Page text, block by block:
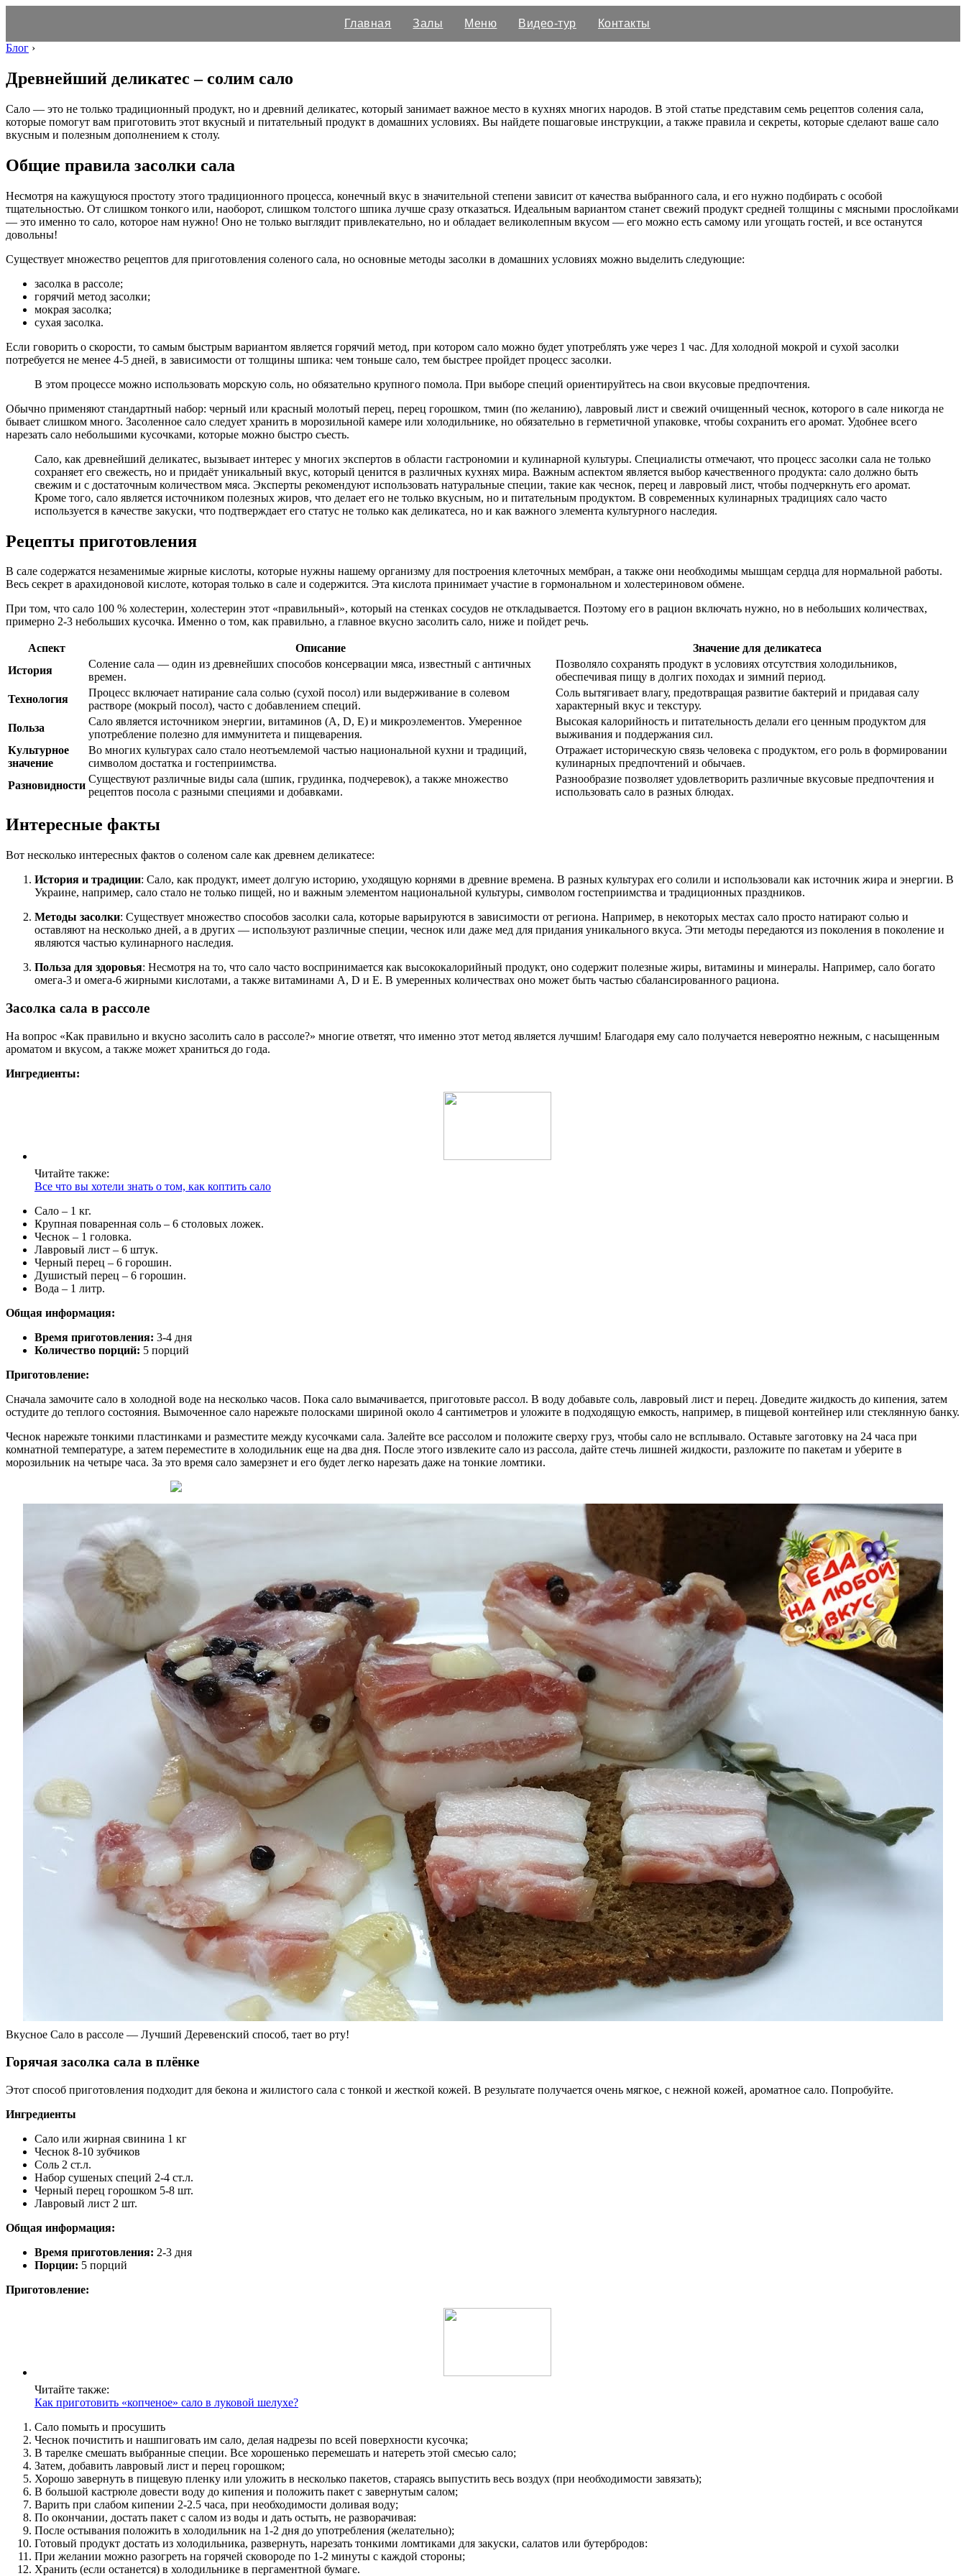
Главная Залы Меню Видео-тур
Контакты
Блог ›
Древнейший деликатес – солим сало
Сало — это не только традиционный продукт, но и древний деликатес, который занимает важное место в кухнях многих народов. В этой статье представим семь рецептов соления сала,
которые помогут вам приготовить этот вкусный и питательный продукт в домашних условиях. Вы найдете пошаговые инструкции, а также правила и секреты, которые сделают ваше сало
вкусным и полезным дополнением к столу.
Общие правила засолки сала
Несмотря на кажущуюся простоту этого традиционного процесса, конечный вкус в значительной степени зависит от качества выбранного сала, и его нужно подбирать с особой
тщательностью. От слишком тонкого или, наоборот, слишком толстого шпика лучше сразу отказаться. Идеальным вариантом станет свежий продукт средней толщины с мясными прослойками
— это именно то сало, которое нам нужно! Оно не только выглядит привлекательно, но и обладает великолепным вкусом — его можно есть самому или угощать гостей, и все останутся
довольны!
Существует множество рецептов для приготовления соленого сала, но основные методы засолки в домашних условиях можно выделить следующие:
засолка в рассоле;
горячий метод засолки;
мокрая засолка;
сухая засолка.
Если говорить о скорости, то самым быстрым вариантом является горячий метод, при котором сало можно будет употреблять уже через 1 час. Для холодной мокрой и сухой засолки
потребуется не менее 4-5 дней, в зависимости от толщины шпика: чем тоньше сало, тем быстрее пройдет процесс засолки.
В этом процессе можно использовать морскую соль, но обязательно крупного помола. При выборе специй ориентируйтесь на свои вкусовые предпочтения.
Обычно применяют стандартный набор: черный или красный молотый перец, перец горошком, тмин (по желанию), лавровый лист и свежий очищенный чеснок, которого в сале никогда не
бывает слишком много. Засоленное сало следует хранить в морозильной камере или холодильнике, но обязательно в герметичной упаковке, чтобы сохранить его аромат. Удобнее всего
нарезать сало небольшими кусочками, которые можно быстро съесть.
Сало, как древнейший деликатес, вызывает интерес у многих экспертов в области гастрономии и кулинарной культуры. Специалисты отмечают, что процесс засолки сала не только
сохраняет его свежесть, но и придаёт уникальный вкус, который ценится в различных кухнях мира. Важным аспектом является выбор качественного продукта: сало должно быть
свежим и с достаточным количеством мяса. Эксперты рекомендуют использовать натуральные специи, такие как чеснок, перец и лавровый лист, чтобы подчеркнуть его аромат.
Кроме того, сало является источником полезных жиров, что делает его не только вкусным, но и питательным продуктом. В современных кулинарных традициях сало часто
используется в качестве закуски, что подтверждает его статус не только как деликатеса, но и как важного элемента культурного наследия.
Рецепты приготовления
В сале содержатся незаменимые жирные кислоты, которые нужны нашему организму для построения клеточных мембран, а также они необходимы мышцам сердца для нормальной работы.
Весь секрет в арахидоновой кислоте, которая только в сале и содержится. Эта кислота принимает участие в гормональном и холестериновом обмене.
При том, что сало 100 % холестерин, холестерин этот «правильный», который на стенках сосудов не откладывается. Поэтому его в рацион включать нужно, но в небольших количествах,
примерно 2-3 небольших кусочка. Именно о том, как правильно, а главное вкусно засолить сало, ниже и пойдет речь.
Аспект Описание
Значение для деликатеса
История
Соление сала — один из древнейших способов консервации мяса, известный с античных
времен.
Позволяло сохранять продукт в условиях отсутствия холодильников,
обеспечивая пищу в долгих походах и зимний период.
Технология
Процесс включает натирание сала солью (сухой посол) или выдерживание в солевом
растворе (мокрый посол), часто с добавлением специй.
Соль вытягивает влагу, предотвращая развитие бактерий и придавая салу
характерный вкус и текстуру.
Польза
Сало является источником энергии, витаминов (А, D, Е) и микроэлементов. Умеренное
употребление полезно для иммунитета и пищеварения.
Высокая калорийность и питательность делали его ценным продуктом для
выживания и поддержания сил.
Культурное
значение
Во многих культурах сало стало неотъемлемой частью национальной кухни и традиций,
символом достатка и гостеприимства.
Отражает историческую связь человека с продуктом, его роль в формировании
кулинарных предпочтений и обычаев.
Разновидности
Существуют различные виды сала (шпик, грудинка, подчеревок), а также множество
рецептов посола с разными специями и добавками.
Разнообразие позволяет удовлетворить различные вкусовые предпочтения и
использовать сало в разных блюдах.
Интересные факты
Вот несколько интересных фактов о соленом сале как древнем деликатесе:
История и традиции: Сало, как продукт, имеет долгую историю, уходящую корнями в древние времена. В разных культурах его солили и использовали как источник жира и энергии. В
Украине, например, сало стало не только пищей, но и важным элементом национальной культуры, символом гостеприимства и традиционных праздников.
Методы засолки: Существует множество способов засолки сала, которые варьируются в зависимости от региона. Например, в некоторых местах сало просто натирают солью и
оставляют на несколько дней, а в других — используют различные специи, чеснок или даже мед для придания уникального вкуса. Эти методы передаются из поколения в поколение и
являются частью кулинарного наследия.
Польза для здоровья: Несмотря на то, что сало часто воспринимается как высококалорийный продукт, оно содержит полезные жиры, витамины и минералы. Например, сало богато
омега-3 и омега-6 жирными кислотами, а также витаминами A, D и E. В умеренных количествах оно может быть частью сбалансированного рациона.
Засолка сала в рассоле
На вопрос «Как правильно и вкусно засолить сало в рассоле?» многие ответят, что именно этот метод является лучшим! Благодаря ему сало получается невероятно нежным, с насыщенным
ароматом и вкусом, а также может храниться до года.
Ингредиенты:
Читайте также:
Все что вы хотели знать о том, как коптить сало
Сало – 1 кг.
Крупная поваренная соль – 6 столовых ложек.
Чеснок – 1 головка.
Лавровый лист – 6 штук.
Черный перец – 6 горошин.
Душистый перец – 6 горошин.
Вода – 1 литр.
Общая информация:
Время приготовления: 3-4 дня
Количество порций: 5 порций
Приготовление:
Сначала замочите сало в холодной воде на несколько часов. Пока сало вымачивается, приготовьте рассол. В воду добавьте соль, лавровый лист и перец. Доведите жидкость до кипения, затем
остудите до теплого состояния. Вымоченное сало нарежьте полосками шириной около 4 сантиметров и уложите в подходящую емкость, например, в пищевой контейнер или стеклянную банку.
Чеснок нарежьте тонкими пластинками и разместите между кусочками сала. Залейте все рассолом и положите сверху груз, чтобы сало не всплывало. Оставьте заготовку на 24 часа при
комнатной температуре, а затем переместите в холодильник еще на два дня. После этого извлеките сало из рассола, дайте стечь лишней жидкости, разложите по пакетам и уберите в
морозильник на четыре часа. За это время сало замерзнет и его будет легко нарезать даже на тонкие ломтики.
Вкусное Сало в рассоле — Лучший Деревенский способ, тает во рту!
Горячая засолка сала в плёнке
Этот способ приготовления подходит для бекона и жилистого сала с тонкой и жесткой кожей. В результате получается очень мягкое, с нежной кожей, ароматное сало. Попробуйте.
Ингредиенты
Сало или жирная свинина 1 кг
Чеснок 8-10 зубчиков
Соль 2 ст.л.
Набор сушеных специй 2-4 ст.л.
Черный перец горошком 5-8 шт.
Лавровый лист 2 шт.
Общая информация:
Время приготовления: 2-3 дня
Порции: 5 порций
Приготовление:
Читайте также:
Как приготовить «копченое» сало в луковой шелухе?
Сало помыть и просушить
Чеснок почистить и нашпиговать им сало, делая надрезы по всей поверхности кусочка;
В тарелке смешать выбранные специи. Все хорошенько перемешать и натереть этой смесью сало;
Затем, добавить лавровый лист и перец горошком;
Хорошо завернуть в пищевую пленку или уложить в несколько пакетов, стараясь выпустить весь воздух (при необходимости завязать);
В большой кастрюле довести воду до кипения и положить пакет с завернутым салом;
Варить при слабом кипении 2-2.5 часа, при необходимости доливая воду;
По окончании, достать пакет с салом из воды и дать остыть, не разворачивая:
После остывания положить в холодильник на 1-2 дня до употребления (желательно);
Готовый продукт достать из холодильника, развернуть, нарезать тонкими ломтиками для закуски, салатов или бутербродов:
При желании можно разогреть на горячей сковороде по 1-2 минуты с каждой стороны;
Хранить (если останется) в холодильнике в пергаментной бумаге.